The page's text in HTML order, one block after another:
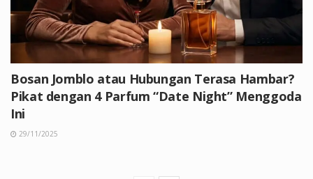
Bosan Jomblo atau Hubungan Terasa Hambar?
Pikat dengan 4 Parfum “Date Night” Menggoda
Ini
29/11/2025